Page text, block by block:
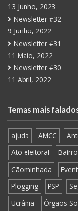
13 Junho, 2023
Newsletter #32
9 Junho, 2022
Newsletter #31
11 Maio, 2022
Newsletter #30
11 Abril, 2022
Temas mais
ajuda AMCC
Ato eleitoral
Bairro
Cãominhada
Plogging
PSP
Ucrânia
Órgãos